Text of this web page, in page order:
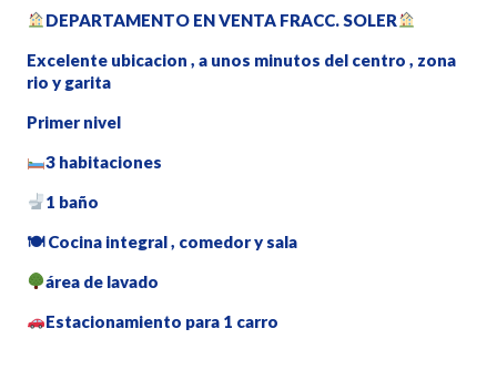
DEPARTAMENTO EN VENTA FRACC. SOLER
Excelente ubicacion , a unos minutos del centro , zona
rio y garita
Primer nivel
3 habitaciones
1 baño
🍽 Cocina integral , comedor y sala
área de lavado
Estacionamiento para 1 carro